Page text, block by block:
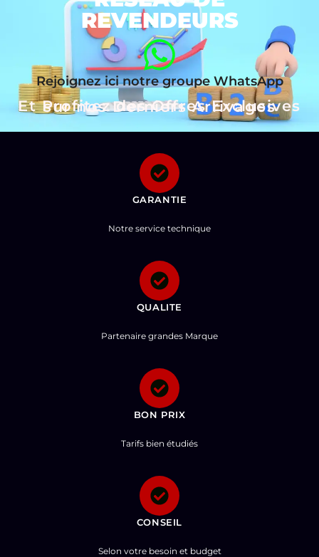
REVENDEURS
Rejoignez ici notre groupe WhatsApp
Et Profitez des Offres Exclusives sur nos Derniers Arrivages
GARANTIE
Notre service technique
QUALITE
Partenaire grandes Marque
BON PRIX
Tarifs bien étudiés
CONSEIL
Selon votre besoin et budget